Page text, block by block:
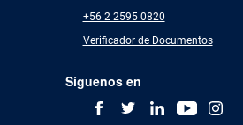
+56 2 2595 0820
Verificador de Documentos
Síguenos en